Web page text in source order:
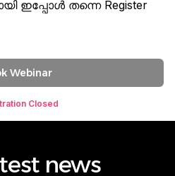
ഇപ്പോൾ തന്നെ Register
Webinar
Closed
news